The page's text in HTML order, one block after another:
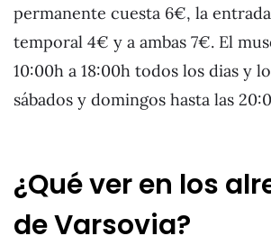
permanente cuesta 6€, la
temporal 4€ y a ambas 7€. El
10:00h a 18:00h todos los dias y
sábados y domingos hasta las
¿Qué ver en los
de Varsovia?